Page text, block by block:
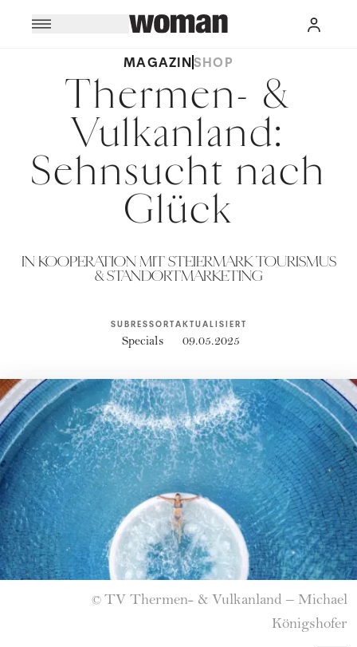
MAGAZINSHOP
Thermen- &
Vulkanland:
Sehnsucht nach
Glück
IN KOOPERATION MIT STEIERMARK TOURISMUS
& STANDORTMARKETING
SUBRESSORT
Specials
AKTUALISIERT
09.05.2025
© TV Thermen- & Vulkanland – Michael
Königshofer